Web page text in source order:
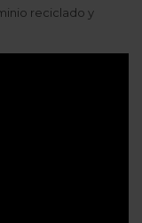
reciclado y